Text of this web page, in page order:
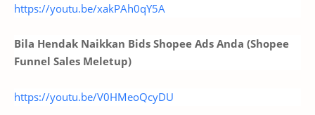
https://youtu.be/xakPAh0qY5A
Bila Hendak Naikkan Bids Shopee Ads Anda (Shopee
Funnel Sales Meletup)
https://youtu.be/V0HMeoQcyDU